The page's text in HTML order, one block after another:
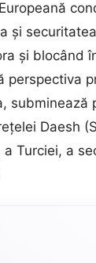
şi
şi blocând
perspectiva
subminează
Daesh
a Turciei, a